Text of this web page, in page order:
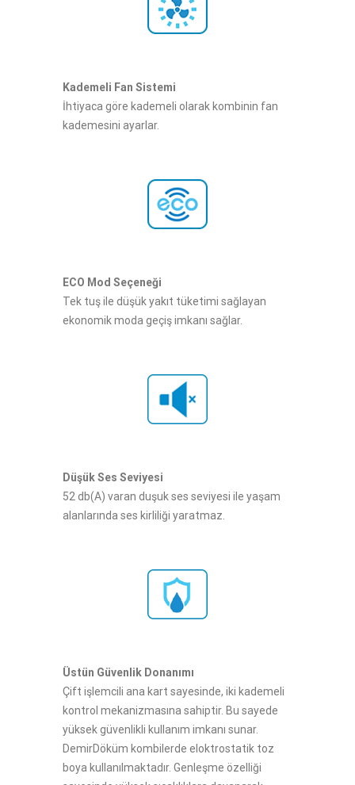
Kademeli Fan Sistemi​​
İhtiyaca göre kademeli olarak kombinin fan
kademesini ayarlar.
ECO Mod Seçeneği
Tek tuş ile düşük yakıt tüketimi sağlayan
ekonomik moda geçiş imkanı sağlar.
Düşük Ses Seviyesi​​
52 db(A) varan duşuk ses seviyesi ile yaşam
alanlarında ses kirliliği yaratmaz.
Üstün Güvenlik Donanımı​
Çift işlemcili ana kart sayesinde, iki kademeli
kontrol mekanizmasına sahiptir. Bu sayede
yüksek güvenlikli kullanım imkanı sunar.
DemirDöküm kombilerde eloktrostatik toz
boya kullanılmaktadır. Genleşme özelliği